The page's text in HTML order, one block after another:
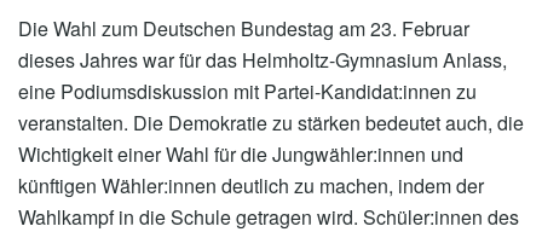
Die Wahl zum Deutschen Bundestag am 23. Februar
dieses Jahres war für das Helmholtz-Gymnasium Anlass,
eine Podiumsdiskussion mit Partei-Kandidat:innen zu
veranstalten. Die Demokratie zu stärken bedeutet auch, die
Wichtigkeit einer Wahl für die Jungwähler:innen und
künftigen Wähler:innen deutlich zu machen, indem der
Wahlkampf in die Schule getragen wird. Schüler:innen des